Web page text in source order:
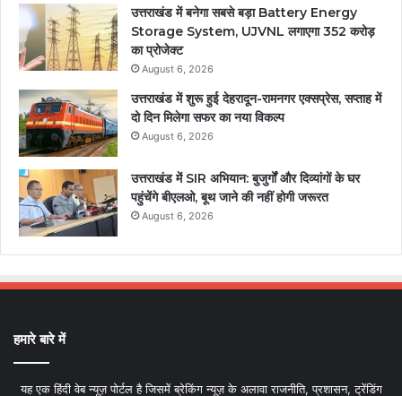
उत्तराखंड में बनेगा सबसे बड़ा Battery Energy
Storage System, UJVNL लगाएगा 352 करोड़
का प्रोजेक्ट
August 6, 2026
उत्तराखंड में शुरू हुई देहरादून-रामनगर एक्सप्रेस, सप्ताह में
दो दिन मिलेगा सफर का नया विकल्प
August 6, 2026
उत्तराखंड में SIR अभियान: बुजुर्गों और दिव्यांगों के घर
पहुंचेंगे बीएलओ, बूथ जाने की नहीं होगी जरूरत
August 6, 2026
हमारे बारे में
यह एक हिंदी वेब न्यूज़ पोर्टल है जिसमें ब्रेकिंग न्यूज़ के अलावा राजनीति, प्रशासन, ट्रेंडिंग